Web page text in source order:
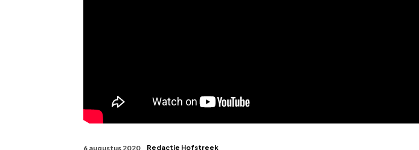
6 augustus 2020 Redactie Hofstreek